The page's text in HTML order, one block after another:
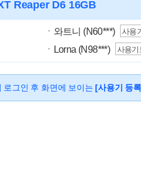
Reaper D6 16GB
ㆍ와트니 (N60***) 사용
ㆍLorna (N98***) 사용기
로그인 후 화면에 보이는[사용기 등